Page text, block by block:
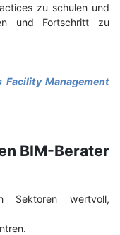
zu schulen und
und Fortschritt zu
Facility Management
BIM-Berater
Sektoren wertvoll,